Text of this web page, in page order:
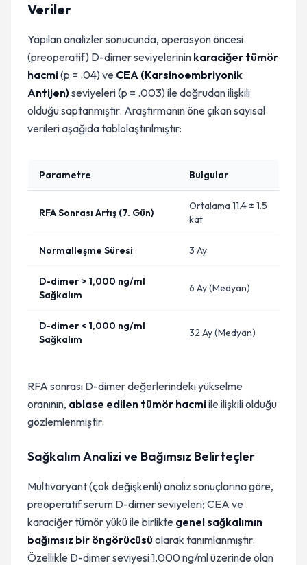
Veriler
Yapılan analizler sonucunda, operasyon öncesi
(preoperatif) D-dimer seviyelerinin karaciğer tümör
hacmi(p = .04) ve CEA (Karsinoembriyonik
Antijen)seviyeleri (p = .003) ile doğrudan ilişkili
olduğu saptanmıştır. Araştırmanın öne çıkan sayısal
verileri aşağıda tablolaştırılmıştır:
Parametre Bulgular
RFA Sonrası Artış (7. Gün)
Ortalama 11.4 ± 1.5
kat
Normalleşme Süresi 3 Ay
D-dimer > 1,000 ng/ml
Sağkalım
6 Ay (Medyan)
D-dimer < 1,000 ng/ml
Sağkalım
32 Ay (Medyan)
RFA sonrası D-dimer değerlerindeki yükselme
oranının, ablase edilen tümör hacmiile ilişkili olduğu
gözlemlenmiştir.
Sağkalım Analizi ve Bağımsız Belirteçler
Multivaryant (çok değişkenli) analiz sonuçlarına göre,
preoperatif serum D-dimer seviyeleri; CEA ve
karaciğer tümör yükü ile birlikte genel sağkalımın
bağımsız bir öngörücüsü olarak tanımlanmıştır.
Özellikle D-dimer seviyesi 1,000 ng/ml üzerinde olan